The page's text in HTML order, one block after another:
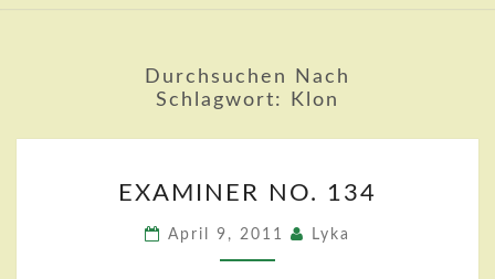
Durchsuchen Nach
Schlagwort:
Klon
NO.
134
EXAMINER NO. 134
April 9, 2011 Lyka